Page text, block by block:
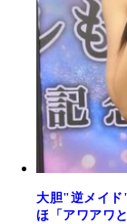
大胆"逆メイド
ほ「アワアワ